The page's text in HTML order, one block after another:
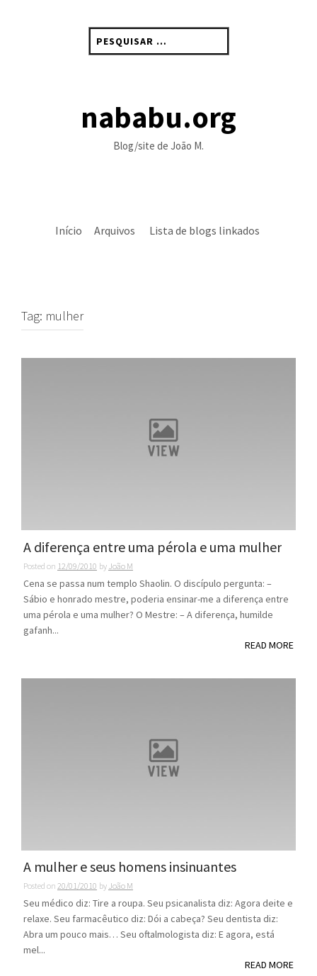
por:
nababu.org
Blog/site de João M.
Início Arquivos Lista de blogs linkados
Tag: mulher
A diferença entre uma pérola e uma mulher
Posted on 12/09/2010 by João M
Cena se passa num templo Shaolin. O discípulo pergunta: –
Sábio e honrado mestre, poderia ensinar-me a diferença entre
uma pérola e uma mulher? O Mestre: – A diferença, humilde
gafanh...
READ MORE
A mulher e seus homens insinuantes
Posted on 20/01/2010 by João M
Seu médico diz: Tire a roupa. Seu psicanalista diz: Agora deite e
relaxe. Seu farmacêutico diz: Dói a cabeça? Seu dentista diz:
Abra um pouco mais… Seu oftalmologista diz: E agora, está
mel...
READ MORE